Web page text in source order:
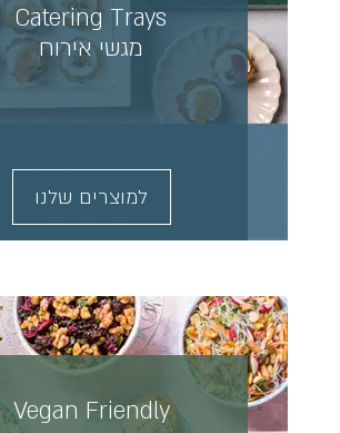
Catering Trays
מגשי אירוח
למוצרים שלנו
Vegan Friendly